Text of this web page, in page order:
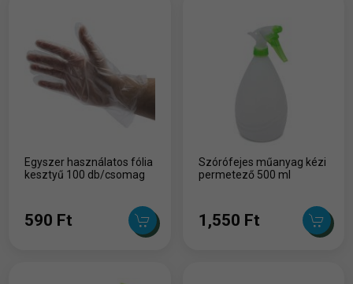
Egyszer használatos fólia
kesztyű 100 db/csomag
590 Ft
Szórófejes műanyag kézi
permetező 500 ml
1,550 Ft